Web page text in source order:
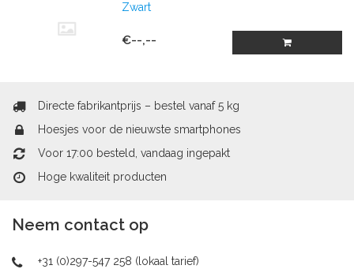
Zwart
€--,--
Directe fabrikantprijs – bestel vanaf 5 kg
Hoesjes voor de nieuwste smartphones
Voor 17:00 besteld, vandaag ingepakt
Hoge kwaliteit producten
Neem contact op
+31 (0)297-547 258 (lokaal tarief)